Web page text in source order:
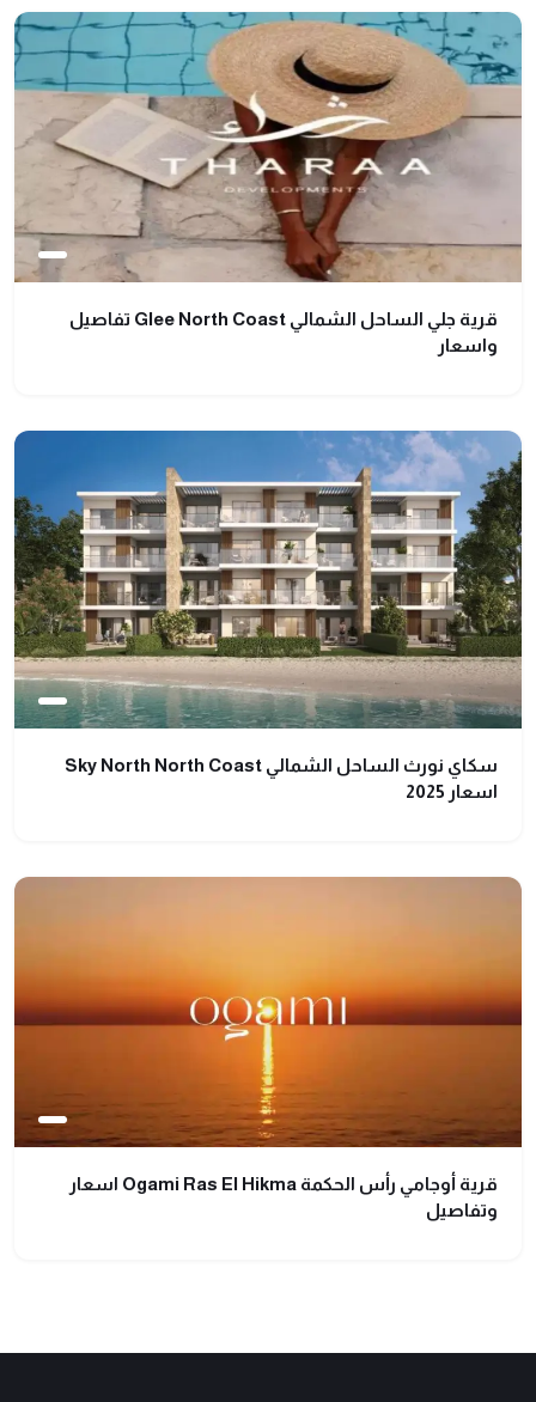
قرية جلي الساحل الشمالي Glee North Coast تفاصيل
واسعار
سكاي نورث الساحل الشمالي Sky North North Coast
اسعار 2025
قرية أوجامي رأس الحكمة Ogami Ras El Hikma اسعار
وتفاصيل